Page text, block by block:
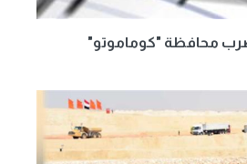
5.1 درجة يضرب محافظة "كوماموتو"